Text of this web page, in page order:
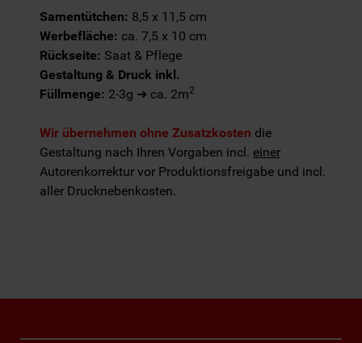
Samentütchen: 8,5 x 11,5 cm
Werbefläche: ca. 7,5 x 10 cm
Rückseite: Saat & Pflege
Gestaltung & Druck inkl.
Füllmenge: 2-3g ➔ ca. 2m2
Wir übernehmen ohne Zusatzkosten die
Gestaltung nach Ihren Vorgaben incl. einer
Autorenkorrektur vor Produktionsfreigabe und incl.
aller Drucknebenkosten.